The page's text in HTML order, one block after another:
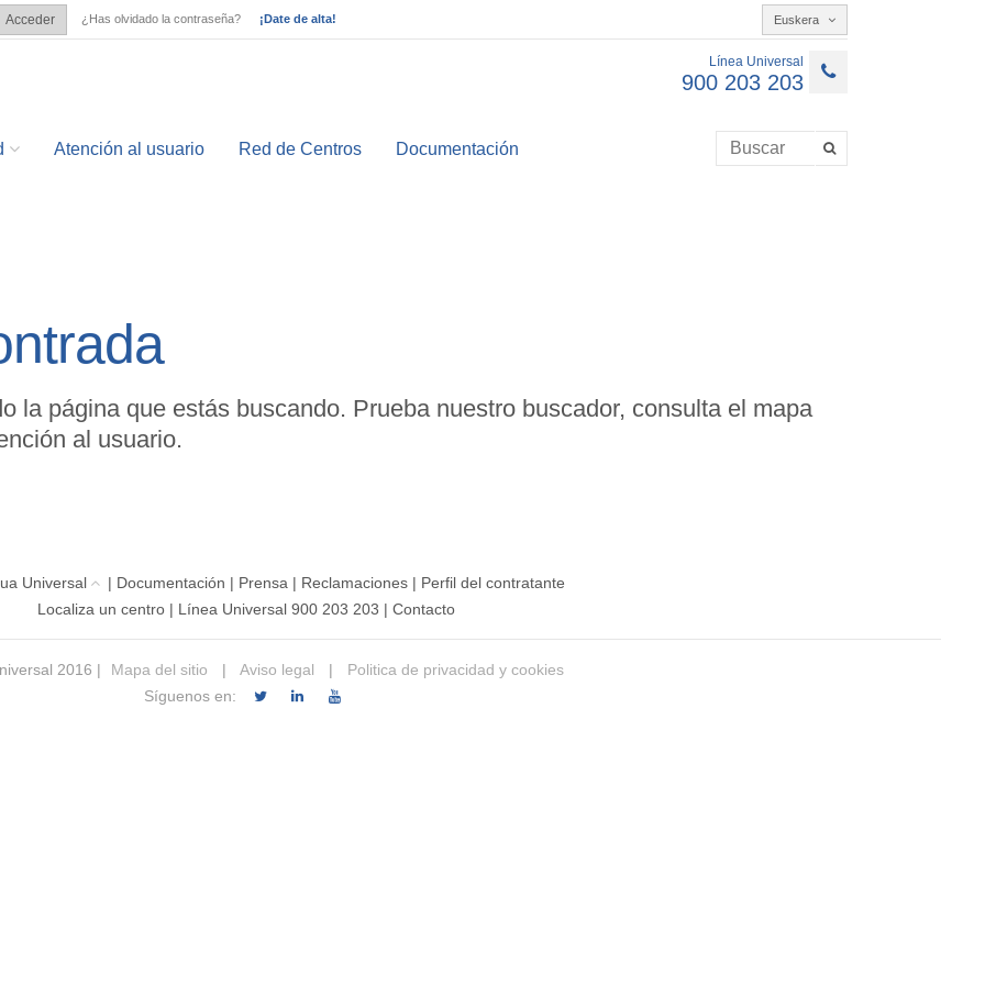
Acceder ¿Has olvidado la contraseña? ¡Date de alta! Euskera
Línea Universal
900 203 203
Atención al usuario Red de Centros Documentación
la página que estás buscando. Prueba nuestro buscador, consulta el mapa
al usuario.
Universal | Documentación | Prensa | Reclamaciones | Perfil del contratante
Localiza un centro | Línea Universal 900 203 203 | Contacto
2016 | Mapa del sitio | Aviso legal |
Politica de privacidad y cookies
Síguenos en: